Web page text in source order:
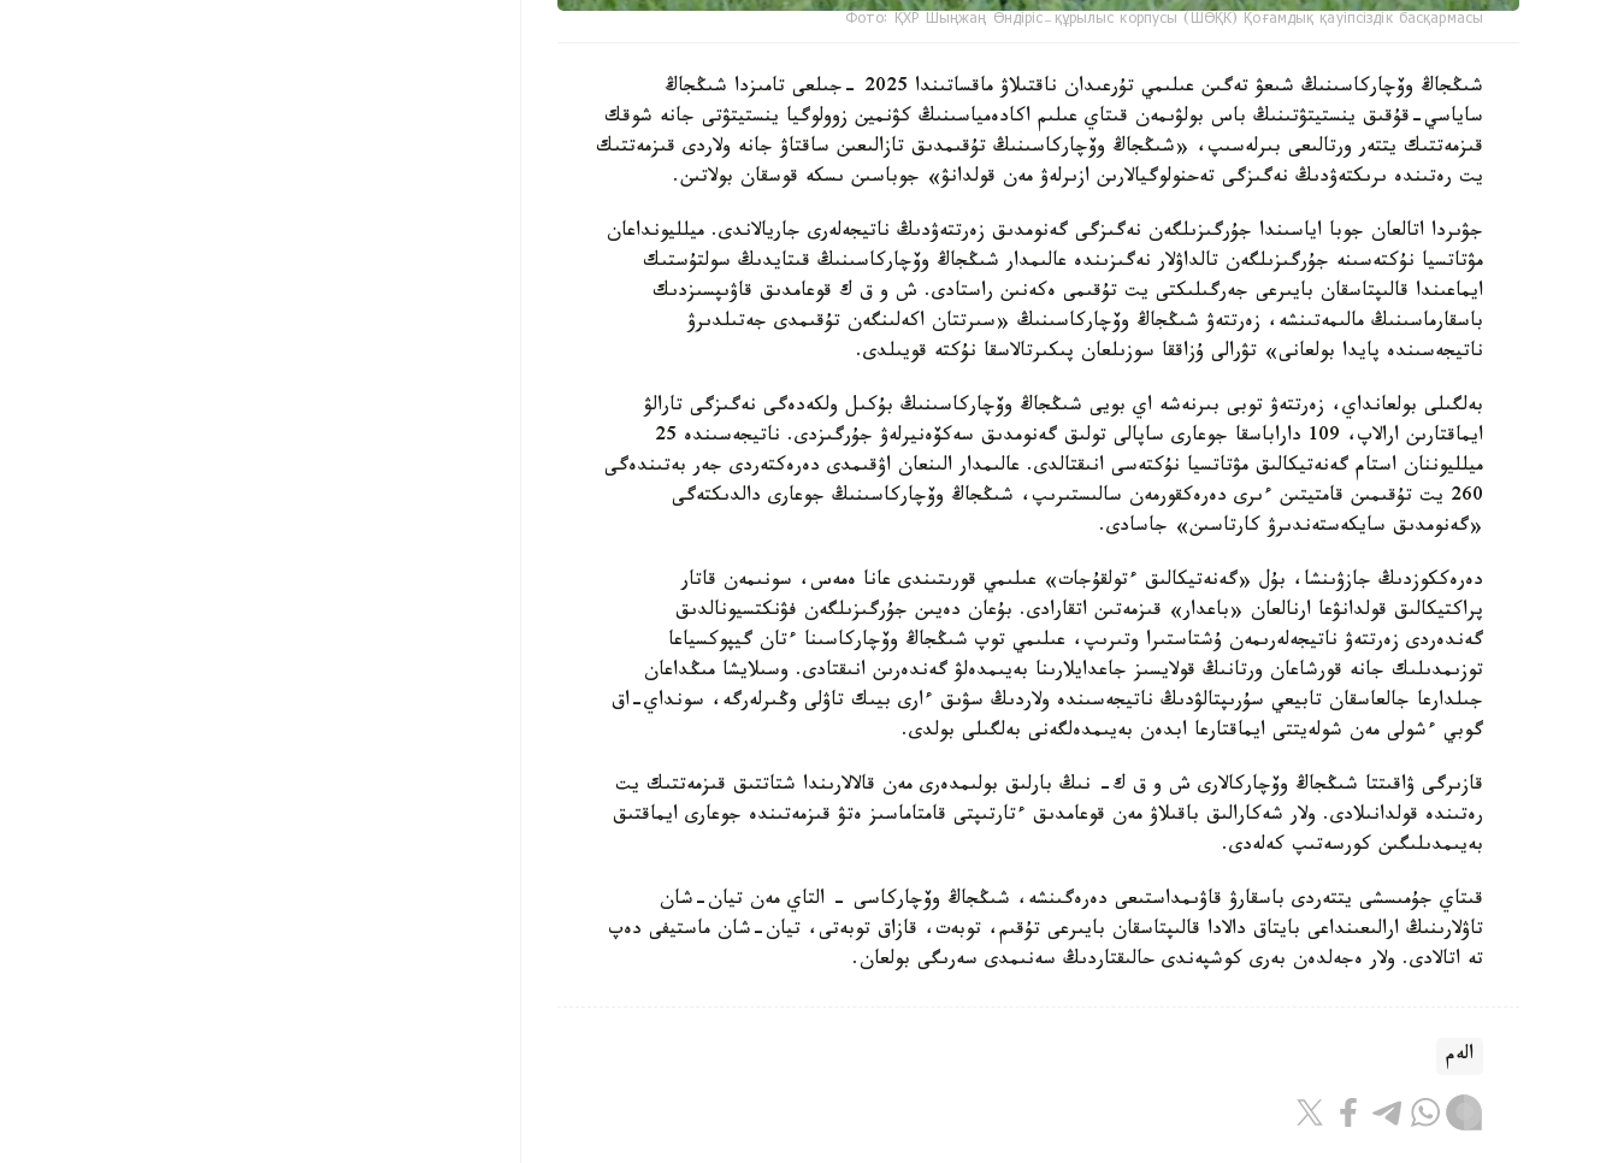
Фото: ҚХР Шыңжаң Өндіріс-құрылыс корпусы (ШӨҚК) Қоғамдық қауіпсіздік басқармасы
شىڭجاڭ وۆچاركاسىنىڭ شىعۋ تەگىن عىلىمي تۇرعىدان ناقتىلاۋ ماقساتىندا 2025 -جىلعى تامىزدا شىڭجاڭ
ساياسي-قۇقىق ينستيتۋتىنىڭ باس بولۋىمەن قىتاي عىلىم اكادەمياسىنىڭ كۋنمين زوولوگيا ينستيتۋتى جانە شوقك
قىزمەتتىك يتتەر ورتالىعى بىرلەسىپ، «شىڭجاڭ وۆچاركاسىنىڭ تۇقىمدىق تازالىعىن ساقتاۋ جانە ولاردى قىزمەتتىك
يت رەتىندە ىرىكتەۋدىڭ نەگىزگى تەحنولوگيالارىن ازىرلەۋ مەن قولدانۋ» جوباسىن ىسكە قوسقان بولاتىن.
جۋىردا اتالعان جوبا اياسىندا جۇرگىزىلگەن نەگىزگى گەنومدىق زەرتتەۋدىڭ ناتيجەلەرى جاريالاندى. ميلليونداعان
مۋتاتسيا نۇكتەسىنە جۇرگىزىلگەن تالداۋلار نەگىزىندە عالىمدار شىڭجاڭ وۆچاركاسىنىڭ قىتايدىڭ سولتۇستىك
ايماعىندا قالىپتاسقان بايىرعى جەرگىلىكتى يت تۇقىمى ەكەنىن راستادى. ش و ق ك قوعامدىق قاۋىپسىزدىك
باسقارماسىنىڭ مالىمەتىنشە، زەرتتەۋ شىڭجاڭ وۆچاركاسىنىڭ «سىرتتان اكەلىنگەن تۇقىمدى جەتىلدىرۋ
ناتيجەسىندە پايدا بولعانى» تۋرالى ۇزاققا سوزىلعان پىكىرتالاسقا نۇكتە قويىلدى.
بەلگىلى بولعانداي، زەرتتەۋ توبى بىرنەشە اي بويى شىڭجاڭ وۆچاركاسىنىڭ بۇكىل ولكەدەگى نەگىزگى تارالۋ
ايماقتارىن ارالاپ، 109 داراباسقا جوعارى ساپالى تولىق گەنومدىق سەكۆەنيرلەۋ جۇرگىزدى. ناتيجەسىندە 25
ميلليوننان استام گەنەتيكالىق مۋتاتسيا نۇكتەسى انىقتالدى. عالىمدار الىنعان اۋقىمدى دەرەكتەردى جەر بەتىندەگى
260 يت تۇقىمىن قامتيتىن ءىرى دەرەكقورمەن سالىستىرىپ، شىڭجاڭ وۆچاركاسىنىڭ جوعارى دالدىكتەگى
«گەنومدىق سايكەستەندىرۋ كارتاسىن» جاسادى.
دەرەككوزدىڭ جازۋىنشا، بۇل «گەنەتيكالىق ءتولقۇجات» عىلىمي قورىتىندى عانا ەمەس، سونىمەن قاتار
پراكتيكالىق قولدانۋعا ارنالعان «باعدار» قىزمەتىن اتقارادى. بۇعان دەيىن جۇرگىزىلگەن فۋنكتسيونالدىق
گەندەردى زەرتتەۋ ناتيجەلەرىمەن ۇشتاستىرا وتىرىپ، عىلىمي توپ شىڭجاڭ وۆچاركاسىنا ءتان گيپوكسياعا
توزىمدىلىك جانە قورشاعان ورتانىڭ قولايسىز جاعدايلارىنا بەيىمدەلۋ گەندەرىن انىقتادى. وسىلايشا مىڭداعان
جىلدارعا جالعاسقان تابيعي سۇرىپتالۋدىڭ ناتيجەسىندە ولاردىڭ سۋىق ءارى بيىك تاۋلى وڭىرلەرگە، سونداي-اق
گوبي ءشولى مەن شولەيتتى ايماقتارعا ابدەن بەيىمدەلگەنى بەلگىلى بولدى.
قازىرگى ۋاقىتتا شىڭجاڭ وۆچاركالارى ش و ق ك- نىڭ بارلىق بولىمدەرى مەن قالالارىندا شتاتتىق قىزمەتتىك يت
رەتىندە قولدانىلادى. ولار شەكارالىق باقىلاۋ مەن قوعامدىق ءتارتىپتى قامتاماسىز ەتۋ قىزمەتىندە جوعارى ايماقتىق
بەيىمدىلىگىن كورسەتىپ كەلەدى.
قىتاي جۇمىسشى يتتەردى باسقارۋ قاۋىمداستىعى دەرەگىنشە، شىڭجاڭ وۆچاركاسى - التاي مەن تيان-شان
تاۋلارىنىڭ ارالىعىنداعى بايتاق دالادا قالىپتاسقان بايىرعى تۇقىم، توبەت، قازاق توبەتى، تيان-شان ماستيفى دەپ
تە اتالادى. ولار ەجەلدەن بەرى كوشپەندى حالىقتاردىڭ سەنىمدى سەرىگى بولعان.
الەم